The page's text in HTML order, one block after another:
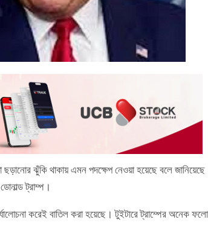
ছড়ানোর ঝুঁকি থাকায় এমন পদক্ষেপ নেওয়া হয়েছে বলে জানিয়েছে
ট্রাম্প।
করেই বাতিল করা হয়েছে। টুইটারে ট্রাম্পের অনেক